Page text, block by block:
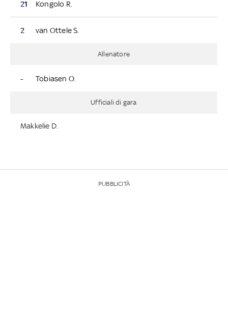
21 Kongolo R.
2 van Ottele S.
Allenatore
- Tobiasen O.
Ufficiali di gara
Makkelie D.
PUBBLICITÀ